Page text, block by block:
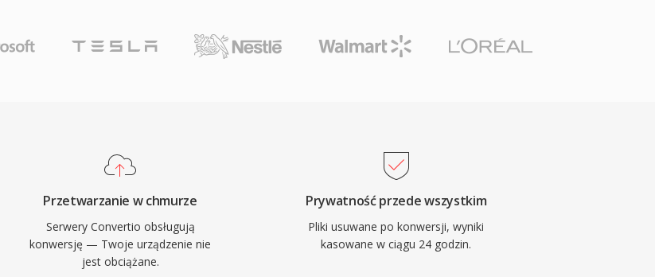
Przetwarzanie w chmurze
Serwery Convertio obsługują
konwersję — Twoje urządzenie nie
jest obciążane.
Prywatność przede wszystkim
Pliki usuwane po konwersji, wyniki
kasowane w ciągu 24 godzin.